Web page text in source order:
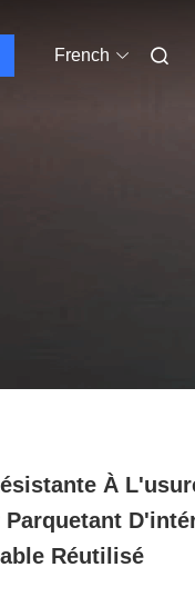
French
À
Parquetant
Réutilisé